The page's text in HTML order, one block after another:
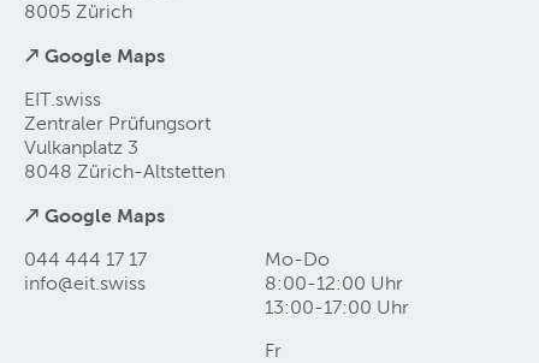
8005 Zürich
↗ Google Maps
EIT.swiss
Zentraler Prüfungsort
Vulkanplatz 3
8048 Zürich-Altstetten
↗ Google Maps
044 444 17 17
info@eit swiss
Mo-Do
8:00-12:00 Uhr
13:00-17:00 Uhr
Fr